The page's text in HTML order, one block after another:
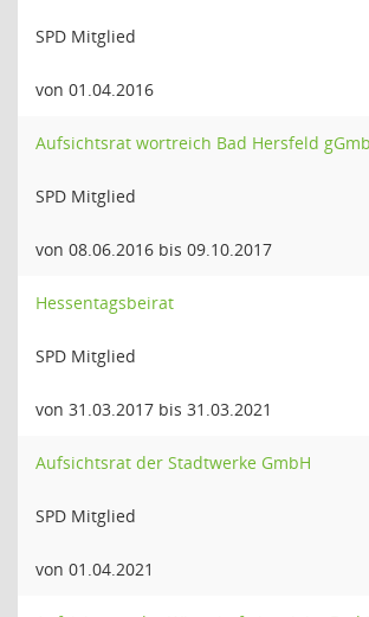
SPD Mitglied
von 01.04.2016
Aufsichtsrat wortreich Bad Hersfeld
SPD Mitglied
von 08.06.2016 bis 09.10.2017
Hessentagsbeirat
SPD Mitglied
von 31.03.2017 bis 31.03.2021
Aufsichtsrat der Stadtwerke GmbH
SPD Mitglied
von 01.04.2021